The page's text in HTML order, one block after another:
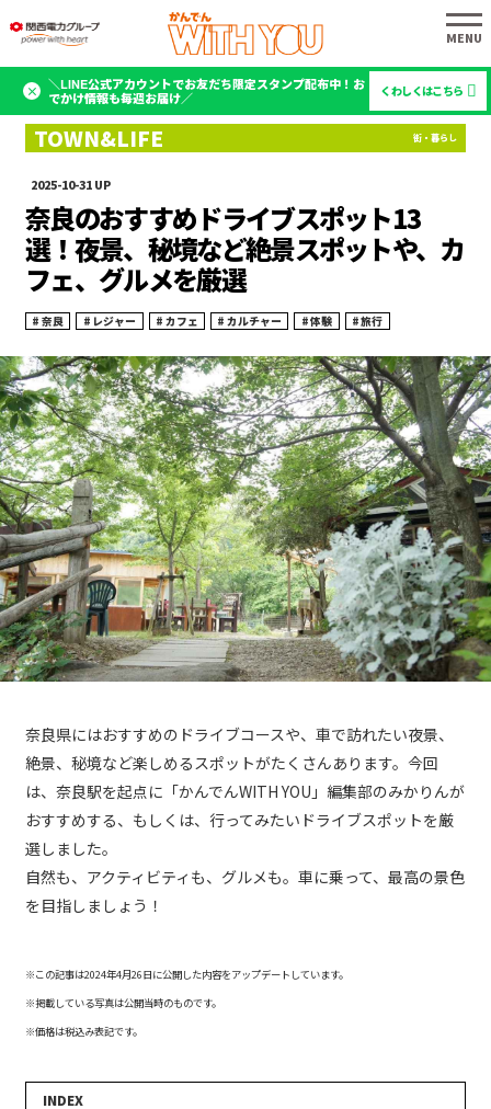
＼LINE公式アカウントでお友だち限定スタンプ配布中！お
でかけ情報も毎週お届け／
くわしくはこちら
2025-10-31
奈良のおすすめドライブスポット13
選！夜景、秘境など絶景スポットや、カ
フェ、グルメを厳選
奈良 レジャー カフェ カルチャー 体験 旅行
奈良県にはおすすめのドライブコースや、車で訪れたい夜景、
絶景、秘境など楽しめるスポットがたくさんあります。今回
は、奈良駅を起点に「かんでんWITH YOU」編集部のみかりんが
おすすめする、もしくは、行ってみたいドライブスポットを厳
選しました。
自然も、アクティビティも、グルメも。車に乗って、最高の景色
を目指しましょう！
※この記事は2024年4月26日に公開した内容をアップデートしています。
※掲載している写真は公開当時のものです。
※価格は税込み表記です。